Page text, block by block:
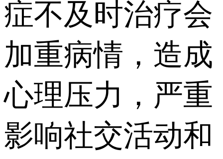
症不及时治疗会
加重病情，造成
心理压力，严重
影响社交活动和